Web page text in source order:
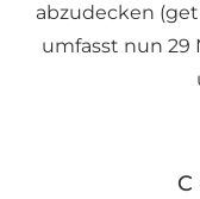
abzudecken (get
umfasst nun 29
C